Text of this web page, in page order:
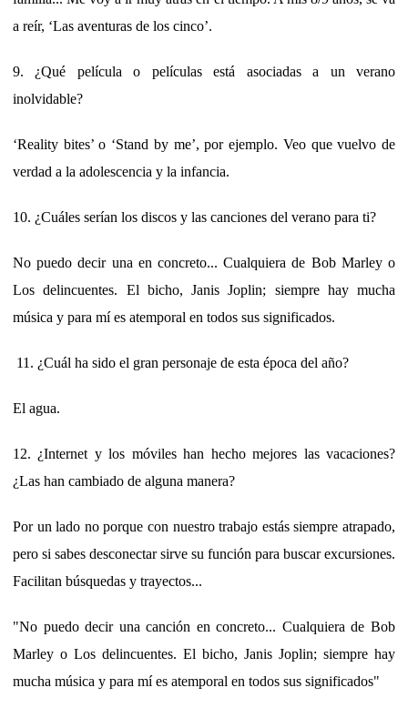
a reír, ‘Las aventuras de los cinco’.
9. ¿Qué película o películas está asociadas a un verano
inolvidable?
‘Reality bites’ o ‘Stand by me’, por ejemplo. Veo que vuelvo de
verdad a la adolescencia y la infancia.
10. ¿Cuáles serían los discos y las canciones del verano para ti?
No puedo decir una en concreto... Cualquiera de Bob Marley o
Los delincuentes. El bicho, Janis Joplin; siempre hay mucha
música y para mí es atemporal en todos sus significados.
11. ¿Cuál ha sido el gran personaje de esta época del año?
El agua.
12. ¿Internet y los móviles han hecho mejores las vacaciones?
¿Las han cambiado de alguna manera?
Por un lado no porque con nuestro trabajo estás siempre atrapado,
pero si sabes desconectar sirve su función para buscar excursiones.
Facilitan búsquedas y trayectos...
"No puedo decir una canción en concreto... Cualquiera de Bob
Marley o Los delincuentes. El bicho, Janis Joplin; siempre hay
mucha música y para mí es atemporal en todos sus significados"